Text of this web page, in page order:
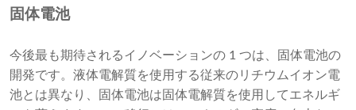
固体電池
今後最も期待されるイノベーションの 1 つは、固体電池の
開発です。液体電解質を使用する従来のリチウムイオン電
池とは異なり、固体電池は固体電解質を使用してエネルギ